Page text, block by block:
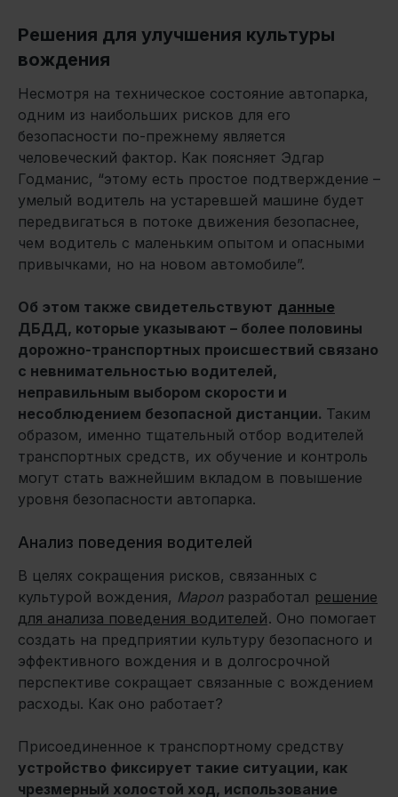
Решения для улучшения культуры
вождения
Несмотря на техническое состояние автопарка,
одним из наибольших рисков для его
безопасности по-прежнему является
человеческий фактор. Как поясняет Эдгар
Годманис, “этому есть простое подтверждение –
умелый водитель на устаревшей машине будет
передвигаться в потоке движения безопаснее,
чем водитель с маленьким опытом и опасными
привычками, но на новом автомобиле”.
Об этом также свидетельствуют данные
ДБДД, которые указывают – более половины
дорожно-транспортных происшествий связано
с невнимательностью водителей,
неправильным выбором скорости и
несоблюдением безопасной дистанции. Таким
образом, именно тщательный отбор водителей
транспортных средств, их обучение и контроль
могут стать важнейшим вкладом в повышение
уровня безопасности автопарка.
Анализ поведения водителей
В целях сокращения рисков, связанных с
культурой вождения, Maponразработал решение
для анализа поведения водителей. Оно помогает
создать на предприятии культуру безопасного и
эффективного вождения и в долгосрочной
перспективе сокращает связанные с вождением
расходы. Как оно работает?
Присоединенное к транспортному средству
устройство фиксирует такие ситуации, как
чрезмерный холостой ход, использование